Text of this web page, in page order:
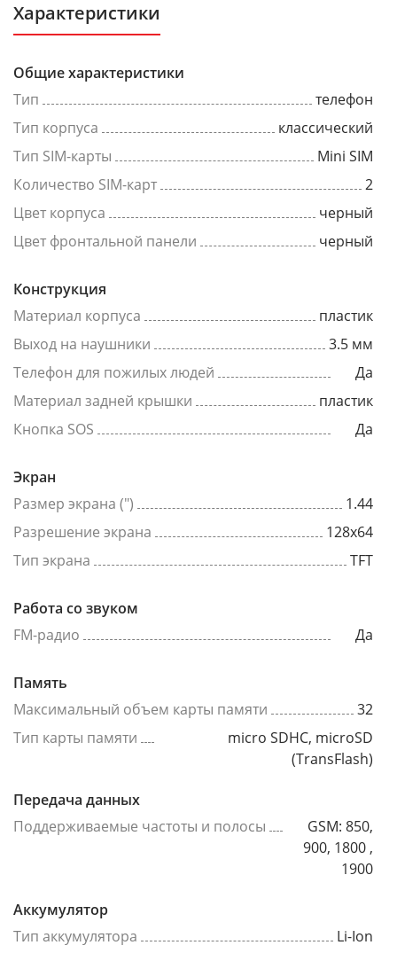
Характеристики
Общие характеристики
Тип
телефон
Тип корпуса
классический
Тип SIM-карты
Mini SIM
Количество SIM-карт
2
Цвет корпуса
черный
Цвет фронтальной панели
черный
Конструкция
Материал корпуса
пластик
Выход на наушники
3.5 мм
Телефон для пожилых людей
Да
Материал задней крышки
пластик
Кнопка SOS
Да
Экран
Размер экрана (")
1.44
Разрешение экрана
128x64
Тип экрана
TFT
Работа со звуком
FM-радио
Да
Память
Максимальный объем карты памяти
32
Тип карты памяти
micro SDHC, microSD
(TransFlash)
Передача данных
Поддерживаемые частоты и полосы
GSM: 850,
900, 1800 ,
1900
Аккумулятор
Тип аккумулятора
Li-Ion